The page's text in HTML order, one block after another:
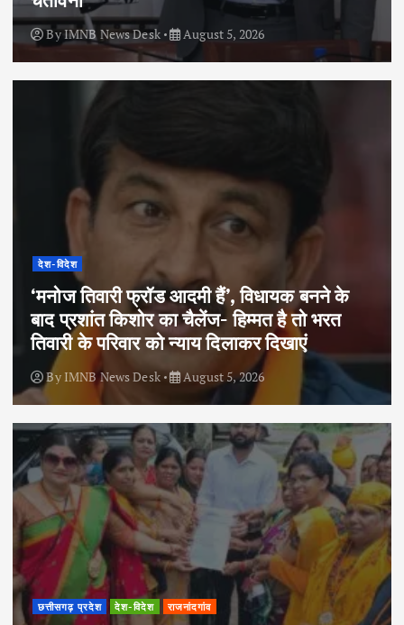
ByIMNB News Desk August 5, 2026
देश-विदेश
‘मनोज तिवारी फ्रॉड आदमी हैं’, विधायक बनने के
बाद प्रशांत किशोर का चैलेंज- हिम्मत है तो भरत
तिवारी के परिवार को न्याय दिलाकर दिखाएं
By IMNB News Desk August 5, 2026
छत्तीसगढ़ प्रदेश देश-विदेश राजनांदगांव